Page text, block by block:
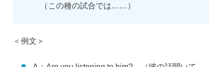
（この種の試合では……）
＜例文＞